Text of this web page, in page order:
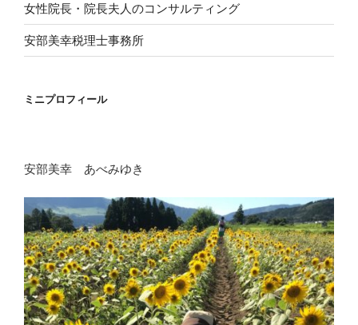
女性院長・院長夫人のコンサルティング
安部美幸税理士事務所
ミニプロフィール
安部美幸 あべみゆき